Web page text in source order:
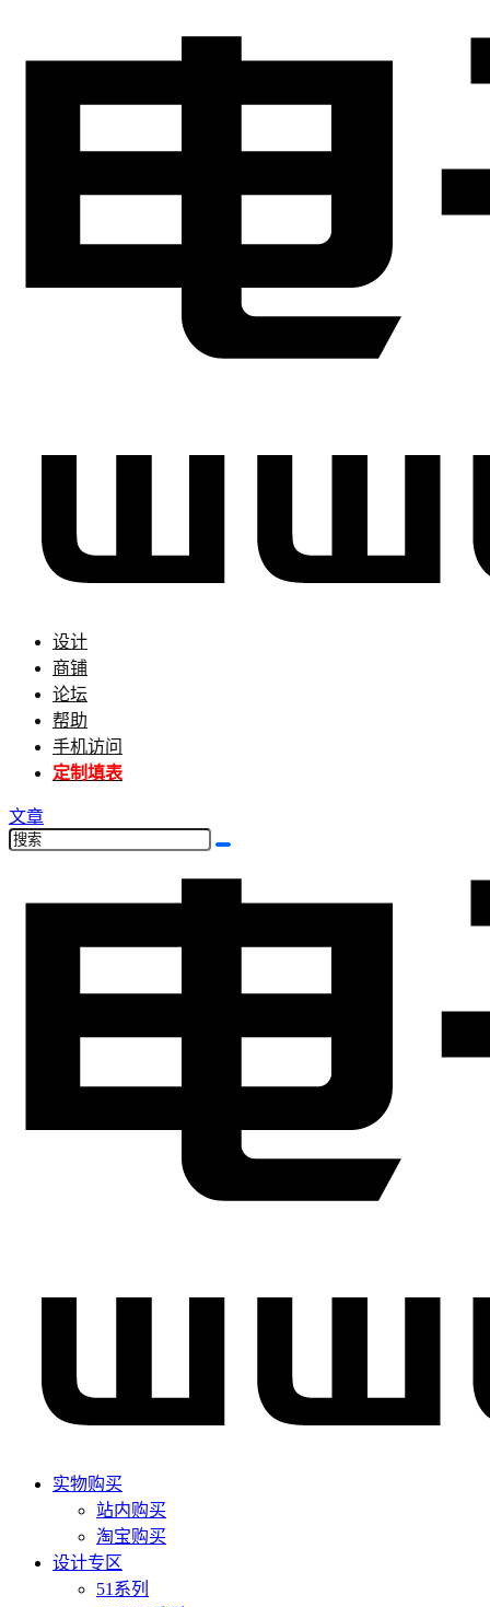
设计
商铺
论坛
帮助
手机访问
定制填表
文章
实物购买
站内购买
淘宝购买
设计专区
51系列